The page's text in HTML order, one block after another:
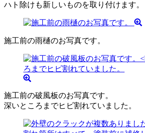
ハト除けも新しいものを取り付けます。
施工前の雨樋のお写真です。
施工前の破風板のお写真です。
深いところまでヒビ割れていました。